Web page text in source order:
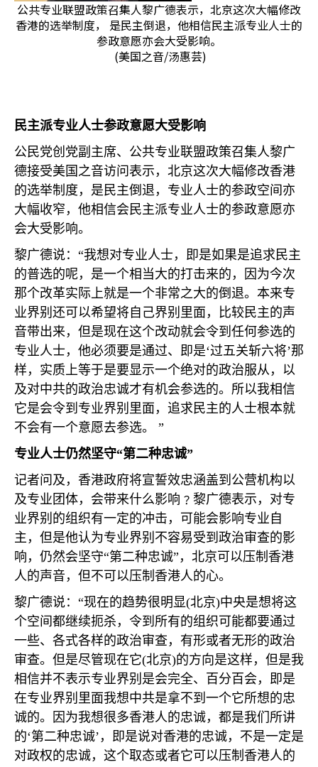
公共专业联盟政策召集人黎广德表示，北京这次大幅修改
香港的选举制度， 是民主倒退，他相信民主派专业人士的
参政意愿亦会大受影响。
(美国之音/汤惠芸)
民主派专业人士参政意愿大受影响
公民党创党副主席、公共专业联盟政策召集人黎广
德接受美国之音访问表示，北京这次大幅修改香港
的选举制度，是民主倒退，专业人士的参政空间亦
大幅收窄，他相信会民主派专业人士的参政意愿亦
会大受影响。
黎广德说：“我想对专业人士，即是如果是追求民主
的普选的呢，是一个相当大的打击来的，因为今次
那个改革实际上就是一个非常之大的倒退。本来专
业界别还可以希望将自己界别里面，比较民主的声
音带出来，但是现在这个改动就会令到任何参选的
专业人士，他必须要是通过、即是‘过五关斩六将’那
样，实质上等于是要显示一个绝对的政治服从，以
及对中共的政治忠诚才有机会参选的。所以我相信
它是会令到专业界别里面，追求民主的人士根本就
不会有一个意愿去参选。 ”
专业人士仍然坚守“第二种忠诚”
记者问及，香港政府将宣誓效忠涵盖到公营机构以
及专业团体，会带来什么影响﹖黎广德表示，对专
业界别的组织有一定的冲击，可能会影响专业自
主，但是他认为专业界别不容易受到政治审查的影
响，仍然会坚守“第二种忠诚”，北京可以压制香港
人的声音，但不可以压制香港人的心。
黎广德说：“现在的趋势很明显(北京)中央是想将这
个空间都继续扼杀，令到所有的组织可能都要通过
一些、各式各样的政治审查，有形或者无形的政治
审查。但是尽管现在它(北京)的方向是这样，但是我
相信并不表示专业界别是会完全、百分百会，即是
在专业界别里面我想中共是拿不到一个它所想的忠
诚的。因为我想很多香港人的忠诚，都是我们所讲
的‘第二种忠诚’，即是说对香港的忠诚，不是一定是
对政权的忠诚，这个取态或者它可以压制香港人的